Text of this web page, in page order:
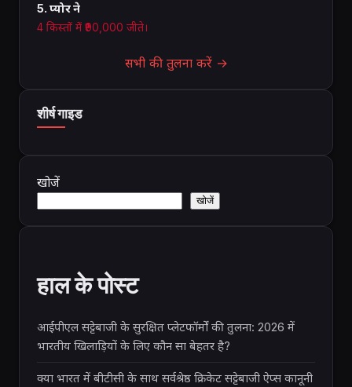
5. प्योर ने
4 किस्तों में ₹90,000 जीते।
सभी की तुलना करें →
शीर्ष गाइड
खोजें
खोजें
हाल के पोस्ट
आईपीएल सट्टेबाजी के सुरक्षित प्लेटफॉर्मों की तुलना: 2026 में
भारतीय खिलाड़ियों के लिए कौन सा बेहतर है?
क्या भारत में बीटीसी के साथ सर्वश्रेष्ठ क्रिकेट सट्टेबाजी ऐप्स कानूनी